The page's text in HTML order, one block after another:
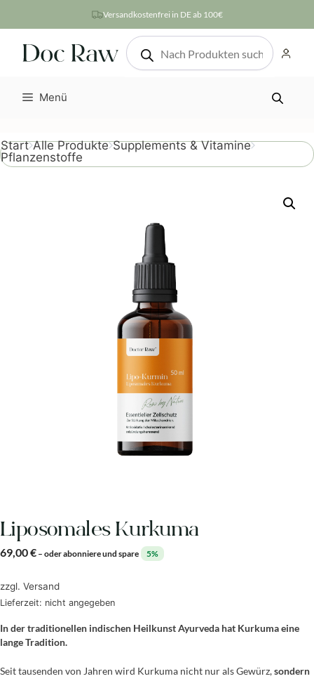
Inhalt
springen
Versandkostenfrei in DE ab 100€
Products
search
Menü
Start Alle Produkte Supplements & Vitamine
Pflanzenstoffe
Liposomales Kurkuma
69,00€ – oder abonniere und spare 5%
zzgl. Versand
Lieferzeit: nicht angegeben
In der traditionellen indischen Heilkunst Ayurveda hat Kurkuma eine
lange Tradition.
Seit tausenden von Jahren wird Kurkuma nicht nur als Gewürz,sondern